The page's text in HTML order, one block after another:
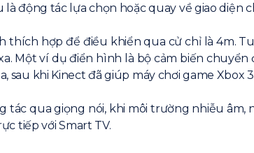
là động tác lựa chọn hoặc quay về giao diện
thích hợp để điều khiển qua cử chỉ là 4m.
Một ví dụ điển hình là bộ cảm biến
sau khi Kinect đã giúp máy chơi game
tác qua giọng nói, khi môi trường nhiễu
tiếp với Smart TV.